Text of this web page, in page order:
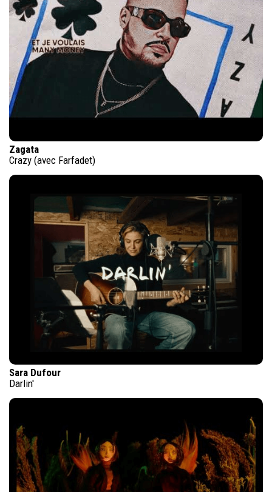
Zagata
Crazy (avec Farfadet)
Sara Dufour
Darlin'